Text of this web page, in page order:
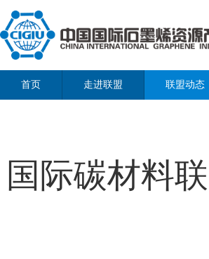
首页 走进联盟 联盟动态
国际碳材料